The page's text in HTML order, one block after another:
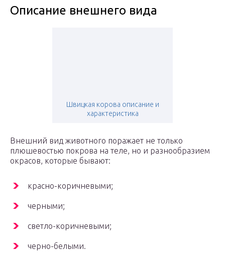
Описание внешнего вида
Швицкая корова описание и
характеристика
Внешний вид животного поражает не только
плюшевостью покрова на теле, но и разнообразием
окрасов, которые бывают:
красно-коричневыми;
черными;
светло-коричневыми;
черно-белыми.